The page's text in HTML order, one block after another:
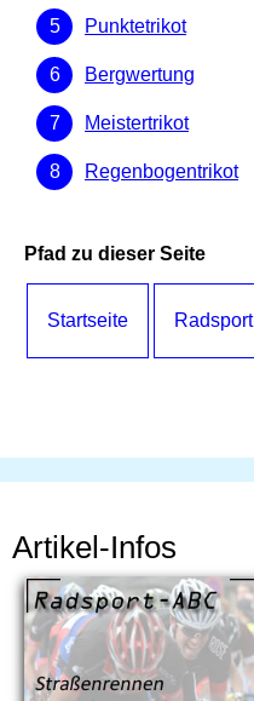
Punktetrikot
Bergwertung
Meistertrikot
Regenbogentrikot
Pfad zu dieser Seite
Startseite Radsport
Artikel-Infos